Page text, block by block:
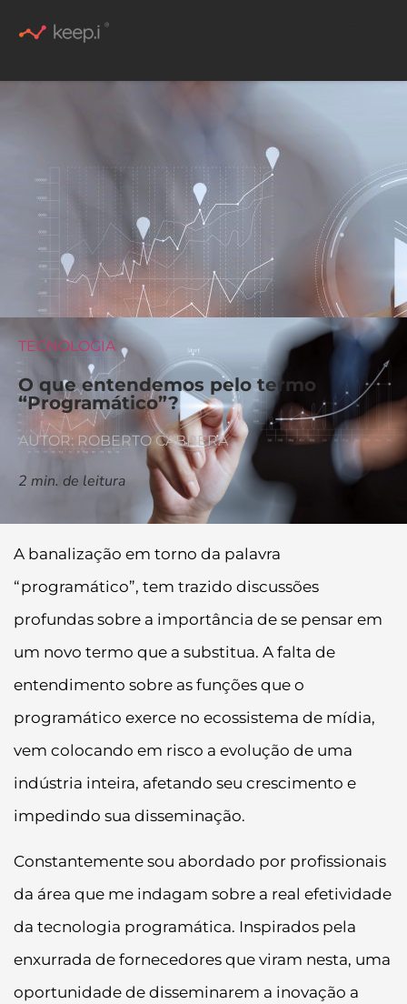
TECNOLOGIA
O que entendemos pelo termo
“Programático”?
AUTOR: ROBERTO CABRERA
2 min. de leitura
A banalização em torno da palavra
“programático”, tem trazido discussões
profundas sobre a importância de se pensar em
um novo termo que a substitua. A falta de
entendimento sobre as funções que o
programático exerce no ecossistema de mídia,
vem colocando em risco a evolução de uma
indústria inteira, afetando seu crescimento e
impedindo sua disseminação.
Constantemente sou abordado por profissionais
da área que me indagam sobre a real efetividade
da tecnologia programática. Inspirados pela
enxurrada de fornecedores que viram nesta, uma
oportunidade de disseminarem a inovação a